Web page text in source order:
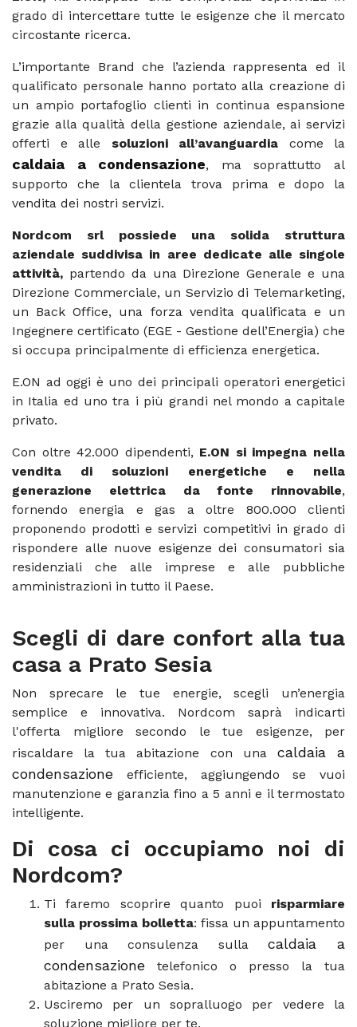
grado di intercettare tutte le esigenze che il mercato
circostante ricerca.
L’importante Brand che l’azienda rappresenta ed il
qualificato personale hanno portato alla creazione di
un ampio portafoglio clienti in continua espansione
grazie alla qualità della gestione aziendale, ai servizi
offerti e alle soluzioni all’avanguardia come la
caldaia a condensazione, ma soprattutto al
supporto che la clientela trova prima e dopo la
vendita dei nostri servizi.
Nordcom srl possiede una solida struttura
aziendale suddivisa in aree dedicate alle singole
attività, partendo da una Direzione Generale e una
Direzione Commerciale, un Servizio di Telemarketing,
un Back Office, una forza vendita qualificata e un
Ingegnere certificato (EGE - Gestione dell’Energia) che
si occupa principalmente di efficienza energetica.
E.ON ad oggi è uno dei principali operatori energetici
in Italia ed uno tra i più grandi nel mondo a capitale
privato.
Con oltre 42.000 dipendenti, E.ON si impegna nella
vendita di soluzioni energetiche e nella
generazione elettrica da fonte rinnovabile,
fornendo energia e gas a oltre 800.000 clienti
proponendo prodotti e servizi competitivi in grado di
rispondere alle nuove esigenze dei consumatori sia
residenziali che alle imprese e alle pubbliche
amministrazioni in tutto il Paese.
Scegli di dare confort alla tua
casa a Prato Sesia
Non sprecare le tue energie, scegli un’energia
semplice e innovativa. Nordcom saprà indicarti
l'offerta migliore secondo le tue esigenze, per
riscaldare la tua abitazione con una caldaia a
condensazione efficiente, aggiungendo se vuoi
manutenzione e garanzia fino a 5 anni e il termostato
intelligente.
Di cosa ci occupiamo noi di
Nordcom?
Ti faremo scoprire quanto puoi risparmiare
sulla prossima bolletta: fissa un appuntamento
per una consulenza sullacaldaia a
condensazione telefonico o presso la tua
abitazione a Prato Sesia.
Usciremo per un sopralluogo per vedere la
soluzione migliore per te.